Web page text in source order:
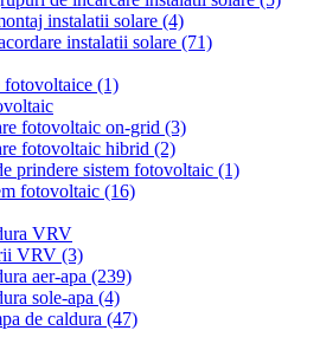
instalatii solare (4)
instalatii solare (71)
fotovoltaice (1)
fotovoltaic on-grid (3)
fotovoltaic hibrid (2)
prindere sistem fotovoltaic (1)
fotovoltaic (16)
VRV
VRV (3)
aer-apa (239)
sole-apa (4)
de caldura (47)